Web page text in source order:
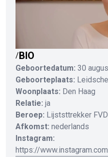
/BIO
Geboortedatum: 30
Geboorteplaats:
Woonplaats: Den Haag
Relatie: ja
Beroep: Lijststtrekker FVD
Afkomst: nederlands
Instagram:
https://